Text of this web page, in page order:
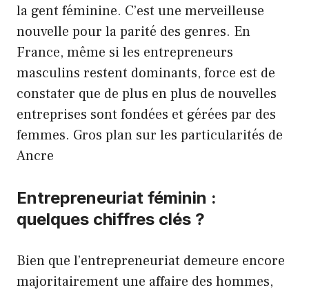
la gent féminine. C’est une merveilleuse
nouvelle pour la parité des genres. En
France, même si les entrepreneurs
masculins restent dominants, force est de
constater que de plus en plus de nouvelles
entreprises sont fondées et gérées par des
femmes. Gros plan sur les particularités de
Ancre
Entrepreneuriat féminin :
quelques chiffres clés ?
Bien que l’entrepreneuriat demeure encore
majoritairement une affaire des hommes,